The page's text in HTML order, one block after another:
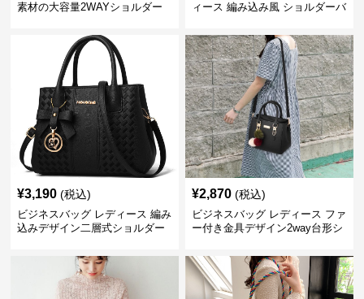
素材の大容量2WAYショルダー
ィース 編み込み風 ショルダーバ
¥3,190 (税込)
ビジネスバッグ レディース 編み
込みデザイン二層式ショルダー
¥2,870 (税込)
ビジネスバッグ レディース ファ
ー付き金具デザイン2way台形シ